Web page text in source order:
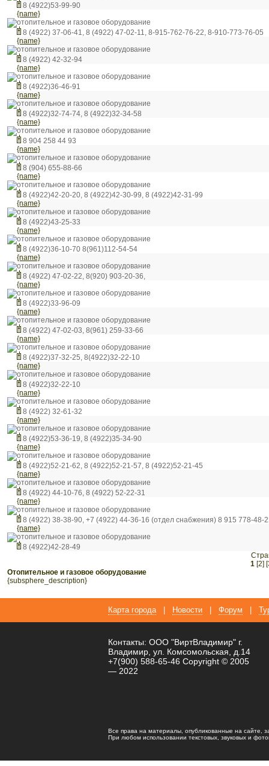
8 (4922)53-99-90
{name}
отопительное и газовое оборудование
8 (4922) 37-06-41, 8 (4922) 47-02-11, 8-915-762-76-22, 8-910-773-76-05
{name}
отопительное и газовое оборудование
8 (4922) 42-32-94
{name}
отопительное и газовое оборудование
8 (4922)36-46-91
{name}
отопительное и газовое оборудование
8 (4922)32-74-74, 8 (4922)32-34-58
{name}
отопительное и газовое оборудование
8 904 258 44 93
{name}
отопительное и газовое оборудование
8 (904) 655-88-66
{name}
отопительное и газовое оборудование
8 (4922)42-20-20, 8 (4922)42-30-99, 8 (4922)42-31-99
{name}
отопительное и газовое оборудование
8 (4922)43-25-33
{name}
отопительное и газовое оборудование
8 (4922)36-10-70 8(961)112-54-54
{name}
отопительное и газовое оборудование
8 (4922) 47-02-22, 8(920) 903-20-36,
{name}
отопительное и газовое оборудование
8 (4922)33-96-09
{name}
отопительное и газовое оборудование
8 (4922) 47-02-03, 8(961) 259-33-66
{name}
отопительное и газовое оборудование
8 (4922)37-32-25, 8(4922)32-22-10
{name}
отопительное и газовое оборудование
8 (4922)32-22-10
{name}
отопительное и газовое оборудование
8 (4922) 32-61-32
{name}
отопительное и газовое оборудование
8 (4922)53-36-19, 8 (4922)35-34-90
{name}
отопительное и газовое оборудование
8 (4922)52-21-62, 8 (4922)52-21-57, 8 (4922)52-21-45
{name}
отопительное и газовое оборудование
8 (4922) 44-10-76, 8 (4922) 52-22-31
{name}
отопительное и газовое оборудование
8 (4922) 38-38-90, +7 (4922) 44-36-16 (отдел снабжения) 8 915 778-48-
{name}
отопительное и газовое оборудование
8 (4922)42-28-49
1 [2]
отопительное и газовое оборудование
{subsphere_description}
Карта города Новости Форум
Контакты: ООО "ВиртВладимир" г.
Владимир, ул. Комсомольская, д.14
+7(900) 588-65-46 Copyright © 2005
— 2022
Все права на материалы, опубликованные на сайте,
При любом использовании текстовых, звуковых и